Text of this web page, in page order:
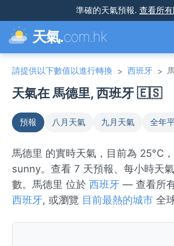
準確的天氣預報. 查看所
天氣.com.hk
請提供以下數值以進行轉換 > 西班牙 >
天氣在 馬德里, 西班牙 🇪🇸
預報 八月天氣 九月天氣 全年
馬德里 的實時天氣，目前為 25°C
sunny。查看 7 天預報、每小時天
數。馬德里 位於 西班牙 — 查看所
西班牙, 或瀏覽 目前最熱的城市 全